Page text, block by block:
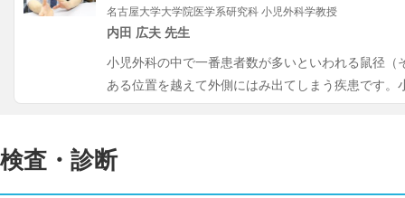
名古屋大学大学院医学系研究科 小児外科学教授
内田 広夫 先生
小児外科の中で一番患者数が多いといわれる鼠径
ある位置を越えて外側にはみ出てしまう疾患です。
検査・診断